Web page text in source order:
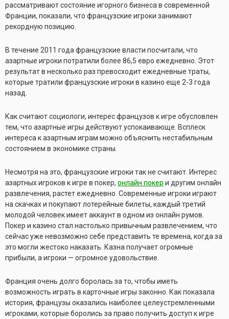
рассматривают состояние игорного бизнеса в современной
Франции, показали, что французские игроки занимают
рекордную позицию.
В течение 2011 года французские власти посчитали, что
азартные игроки потратили более 86,5 евро ежедневно. Этот
результат в несколько раз превосходит ежедневные траты,
которые тратили французские игроки в казино еще 2-3 года
назад.
Как считают социологи, интерес французов к игре обусловлен
тем, что азартные игры действуют успокаивающе. Всплеск
интереса к азартным играм можно объяснить нестабильным
состоянием в экономике страны.
Несмотря на это, французские игроки так не считают. Интерес
азартных игроков к игре в покер, онлайн покер и другим онлайн
развлечения, растет ежедневно. Современные игроки играют
на скачках и покупают лотерейные билеты, каждый третий
молодой человек имеет аккаунт в одном из онлайн румов.
Покер и казино стал настолько привычным развлечением, что
сейчас уже невозможно себе представить те времена, когда за
это могли жестоко наказать. Казна получает огромные
прибыли, а игроки — огромное удовольствие.
Франция очень долго боролась за то, чтобы иметь
возможность играть в карточные игры законно. Как показала
история, французы оказались наиболее целеустремленными
игроками, которые боролись за право получить доступ к игре